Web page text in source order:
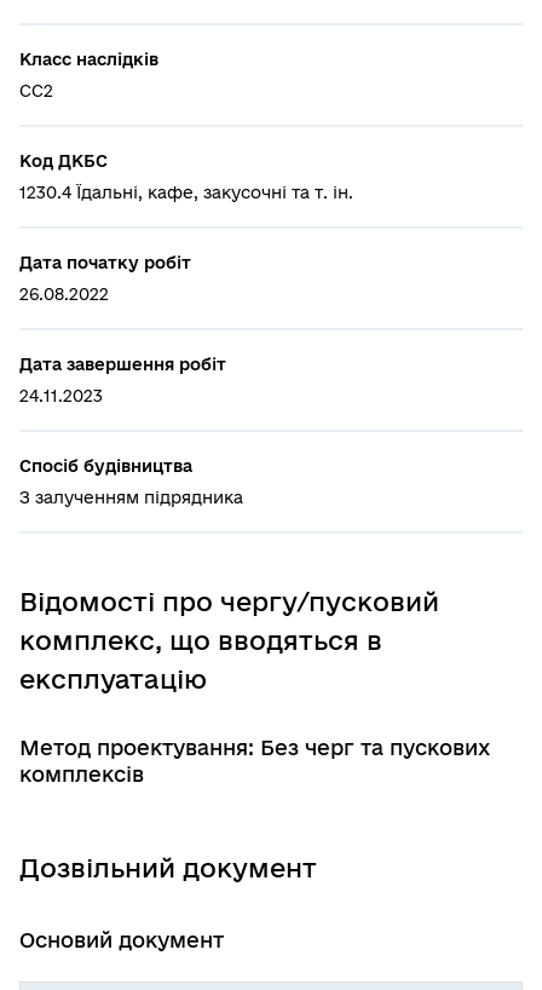
Класс наслідків
СС2
Код ДКБС
1230.4 Їдальні, кафе, закусочні та т. ін.
Дата початку робіт
26.08.2022
Дата завершення робіт
24.11.2023
Спосіб будівництва
З залученням підрядника
Відомості про чергу/пусковий
комплекс, що вводяться в
експлуатацію
Метод проектування: Без черг та пускових
комплексів
Дозвільний документ
Основий документ